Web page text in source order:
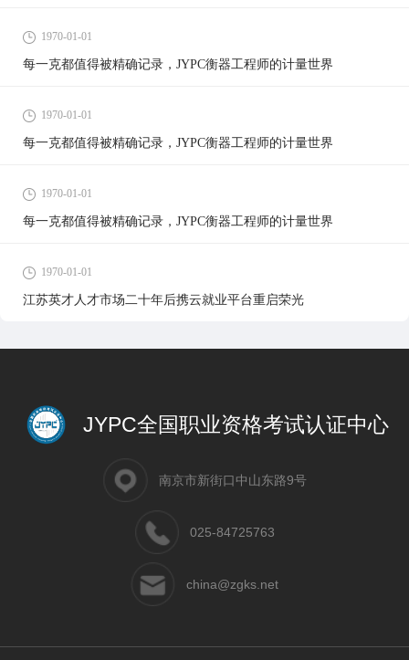
1970-01-01
每一克都值得被精确记录，JYPC衡器工程师的计量世界
1970-01-01
每一克都值得被精确记录，JYPC衡器工程师的计量世界
1970-01-01
每一克都值得被精确记录，JYPC衡器工程师的计量世界
1970-01-01
江苏英才人才市场二十年后携云就业平台重启荣光
JYPC全国职业资格考试认证中心
南京市新街口中山东路9号
025-84725763
china@zgks.net